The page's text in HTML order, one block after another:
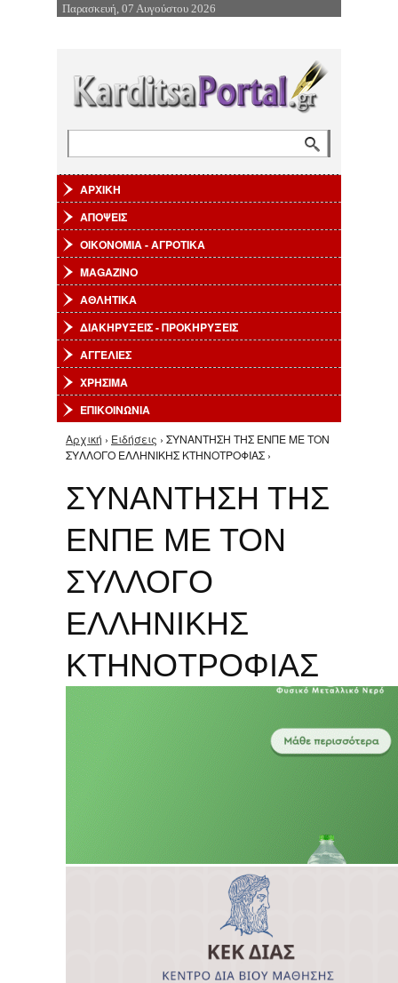
Επιστροφή στην Πλοήγηση
Παρασκευή, 07 Αυγούστου 2026
ΑΡΧΙΚΗ
ΑΠΟΨΕΙΣ
ΟΙΚΟΝΟΜΙΑ - ΑΓΡΟΤΙΚΑ
MAGAZINO
ΑΘΛΗΤΙΚΑ
ΔΙΑΚΗΡΥΞΕΙΣ - ΠΡΟΚΗΡΥΞΕΙΣ
ΑΓΓΕΛΙΕΣ
ΧΡΗΣΙΜΑ
ΕΠΙΚΟΙΝΩΝΙΑ
Είστε εδώ
Αρχική › Ειδήσεις › ΣΥΝΑΝΤΗΣΗ ΤΗΣ ΕΝΠΕ ΜΕ ΤΟΝ
ΣΥΛΛΟΓΟ ΕΛΛΗΝΙΚΗΣ ΚΤΗΝΟΤΡΟΦΙΑΣ ›
ΣΥΝΑΝΤΗΣΗ ΤΗΣ
ΕΝΠΕ ΜΕ ΤΟΝ
ΣΥΛΛΟΓΟ
ΕΛΛΗΝΙΚΗΣ
ΚΤΗΝΟΤΡΟΦΙΑΣ